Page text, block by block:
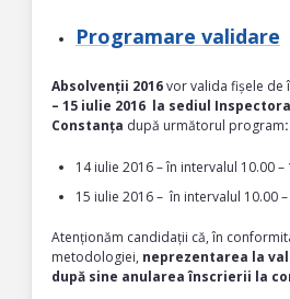
Programare validare
Absolvenții 2016vor valida fișele de
– 15 iulie 2016 la sediul
Constanța după următorul program:
14 iulie 2016 – în intervalul 10.00 –
15 iulie 2016 – în intervalul 10.00
Atenționăm candidații că, în
metodologiei, neprezentarea la
după sine anularea înscrierii la